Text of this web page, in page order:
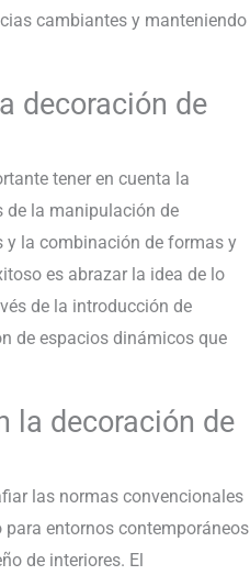
cambiantes y manteniendo
decoración de
tener en cuenta la
de la manipulación de
y la combinación de formas y
es abrazar la idea de lo
de la introducción de
de espacios dinámicos que
la decoración de
las normas convencionales
entornos contemporáneos
de interiores. El